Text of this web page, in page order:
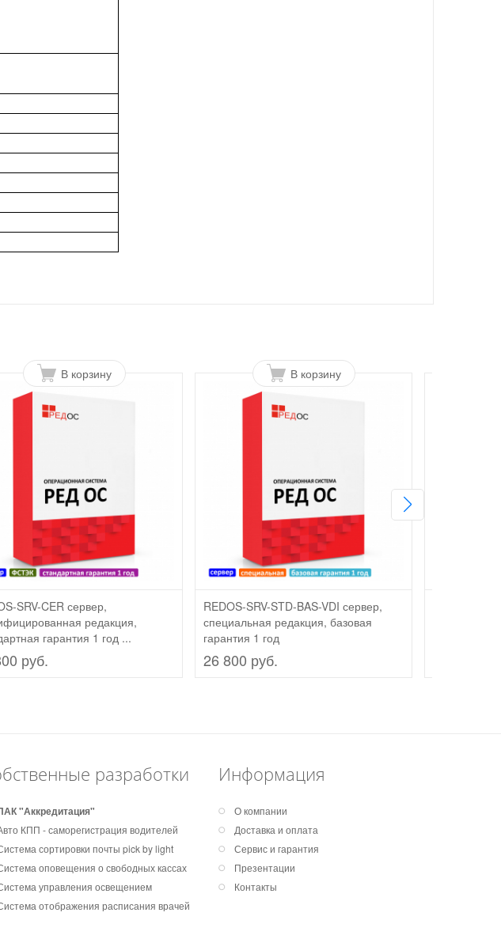
В корзину
SRV-CER сервер,
редакция,
гарантия 1 год ...
руб.
В корзину
REDOS-SRV-STD-BAS-VDI сервер,
специальная редакция, базовая
гарантия 1 год
26 800 руб.
разработки
"Аккредитация"
КПП - саморегистрация водителей
сортировки почты pick by light
оповещения о свободных кассах
управления освещением
отображения расписания врачей
Информация
О компании
Доставка и оплата
Сервис и гарантия
Презентации
Контакты